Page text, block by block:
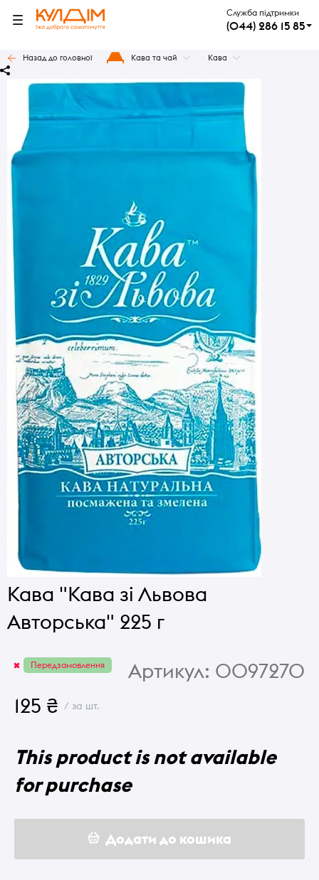
Служба підтримки
(044) 286 15 85
Назад до головної Кава та чай Кава
Кава "Кава зі Львова
Авторська" 225 г
Передзамовлення Артикул: 0097270
125 ₴ / за шт.
This product is not available
for purchase
Додати до кошика